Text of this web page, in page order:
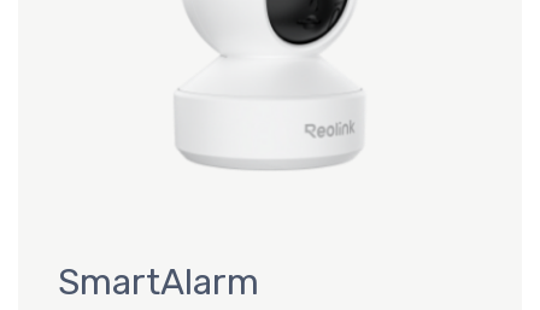
SmartAlarm